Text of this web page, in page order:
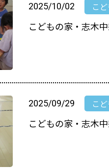
2025/10/02 こ
こどもの家・志木
2025/09/29 こ
こどもの家・志木